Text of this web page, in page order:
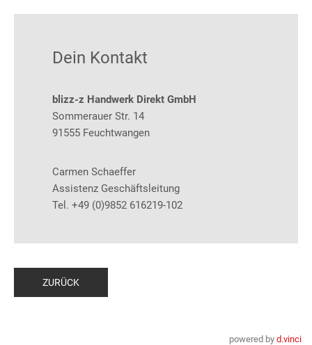
Dein Kontakt
blizz-z Handwerk Direkt GmbH
Sommerauer Str. 14
91555 Feuchtwangen
Carmen Schaeffer
Assistenz Geschäftsleitung
Tel. +49 (0)9852 616219-102
ZURÜCK
powered by d.vinci